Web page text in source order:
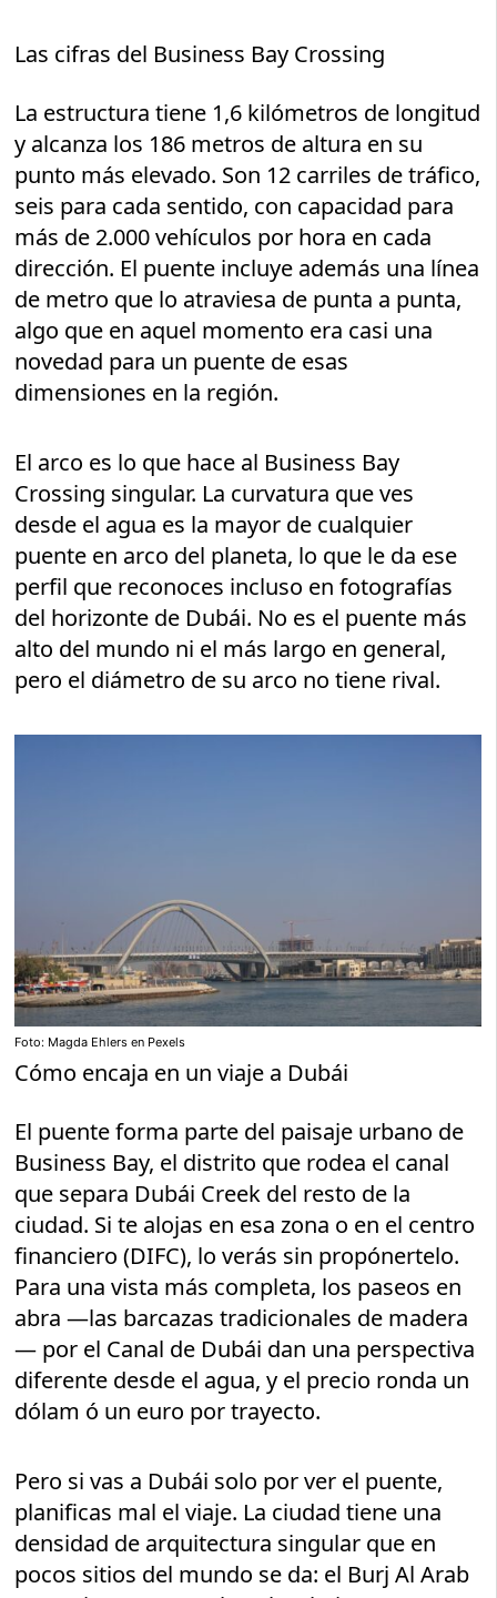
Las cifras del Business Bay Crossing
La estructura tiene 1,6 kilómetros de longitud
y alcanza los 186 metros de altura en su
punto más elevado. Son 12 carriles de tráfico,
seis para cada sentido, con capacidad para
más de 2.000 vehículos por hora en cada
dirección. El puente incluye además una línea
de metro que lo atraviesa de punta a punta,
algo que en aquel momento era casi una
novedad para un puente de esas
dimensiones en la región.
El arco es lo que hace al Business Bay
Crossing singular. La curvatura que ves
desde el agua es la mayor de cualquier
puente en arco del planeta, lo que le da ese
perfil que reconoces incluso en fotografías
del horizonte de Dubái. No es el puente más
alto del mundo ni el más largo en general,
pero el diámetro de su arco no tiene rival.
Foto: Magda Ehlers en Pexels
Cómo encaja en un viaje a Dubái
El puente forma parte del paisaje urbano de
Business Bay, el distrito que rodea el canal
que separa Dubái Creek del resto de la
ciudad. Si te alojas en esa zona o en el centro
financiero (DIFC), lo verás sin propónertelo.
Para una vista más completa, los paseos en
abra —las barcazas tradicionales de madera
— por el Canal de Dubái dan una perspectiva
diferente desde el agua, y el precio ronda un
dólam ó un euro por trayecto.
Pero si vas a Dubái solo por ver el puente,
planificas mal el viaje. La ciudad tiene una
densidad de arquitectura singular que en
pocos sitios del mundo se da: el Burj Al Arab